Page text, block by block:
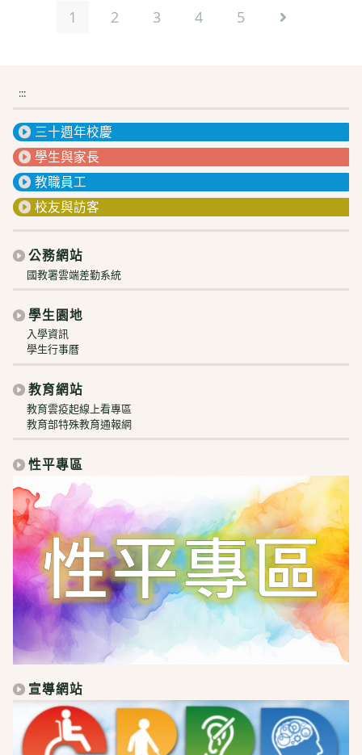
1 2 3 4 5 Go to the
:::
三十週年校慶
學生與家長
教職員工
校友與訪客
公務網站
國教署雲端差勤系統
學生園地
入學資訊
學生行事曆
教育網站
教育雲疫起線上看專區
教育部特殊教育通報網
性平專區
宣導網站